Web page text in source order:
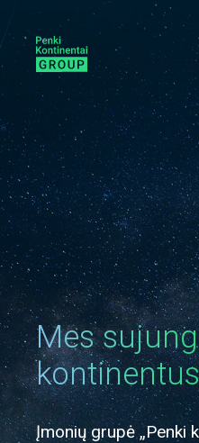
Mes
kontinentus
Įmonių grupė „Penki